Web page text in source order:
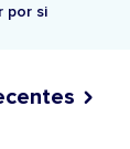
por si